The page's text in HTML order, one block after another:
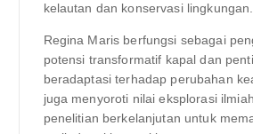
kelautan dan konservasi lingkungan.
Regina Maris berfungsi sebagai
potensi transformatif kapal dan
beradaptasi terhadap perubahan
juga menyoroti nilai eksplorasi
penelitian berkelanjutan untuk